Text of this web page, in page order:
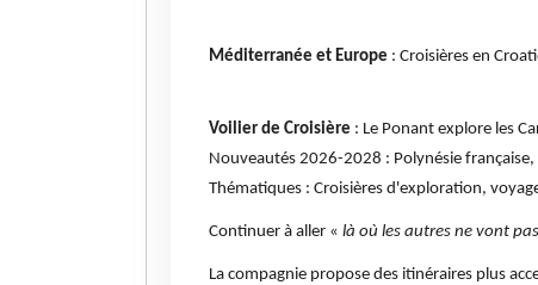
Méditerranée et Europe : Croisières en
Voilier de Croisière : Le Ponant explore les
Nouveautés 2026-2028 : Polynésie
Thématiques : Croisières d'exploration,
Continuer à aller « là où les autres ne vont pas
La compagnie propose des itinéraires plus